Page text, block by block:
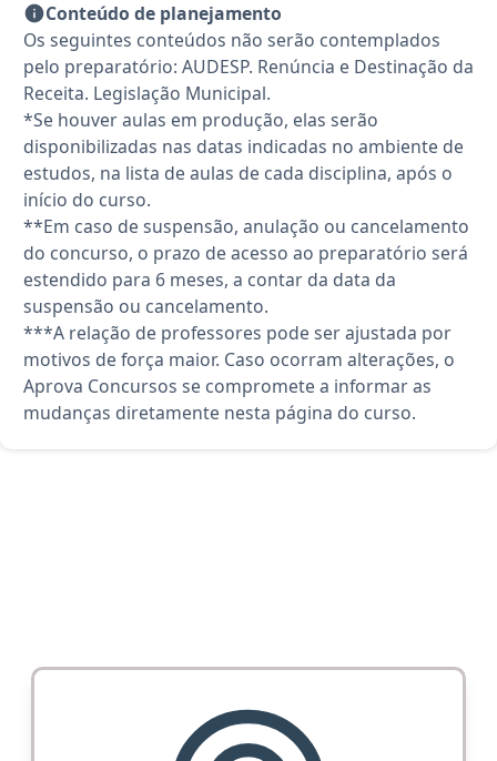
Conteúdo de planejamento
Os seguintes conteúdos não serão contemplados
pelo preparatório: AUDESP. Renúncia e Destinação da
Receita. Legislação Municipal.
*Se houver aulas em produção, elas serão
disponibilizadas nas datas indicadas no ambiente de
estudos, na lista de aulas de cada disciplina, após o
início do curso.
**Em caso de suspensão, anulação ou cancelamento
do concurso, o prazo de acesso ao preparatório será
estendido para 6 meses, a contar da data da
suspensão ou cancelamento.
***A relação de professores pode ser ajustada por
motivos de força maior. Caso ocorram alterações, o
Aprova Concursos se compromete a informar as
mudanças diretamente nesta página do curso.